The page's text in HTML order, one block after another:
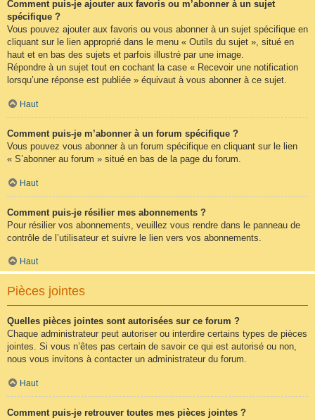
Comment puis-je ajouter aux favoris ou m’abonner à un sujet
spécifique ?
Vous pouvez ajouter aux favoris ou vous abonner à un sujet spécifique en
cliquant sur le lien approprié dans le menu « Outils du sujet », situé en
haut et en bas des sujets et parfois illustré par une image.
Répondre à un sujet tout en cochant la case « Recevoir une notification
lorsqu’une réponse est publiée » équivaut à vous abonner à ce sujet.
Haut
Comment puis-je m’abonner à un forum spécifique ?
Vous pouvez vous abonner à un forum spécifique en cliquant sur le lien
« S’abonner au forum » situé en bas de la page du forum.
Haut
Comment puis-je résilier mes abonnements ?
Pour résilier vos abonnements, veuillez vous rendre dans le panneau de
contrôle de l’utilisateur et suivre le lien vers vos abonnements.
Haut
Pièces jointes
Quelles pièces jointes sont autorisées sur ce forum ?
Chaque administrateur peut autoriser ou interdire certains types de pièces
jointes. Si vous n’êtes pas certain de savoir ce qui est autorisé ou non,
nous vous invitons à contacter un administrateur du forum.
Haut
Comment puis-je retrouver toutes mes pièces jointes ?